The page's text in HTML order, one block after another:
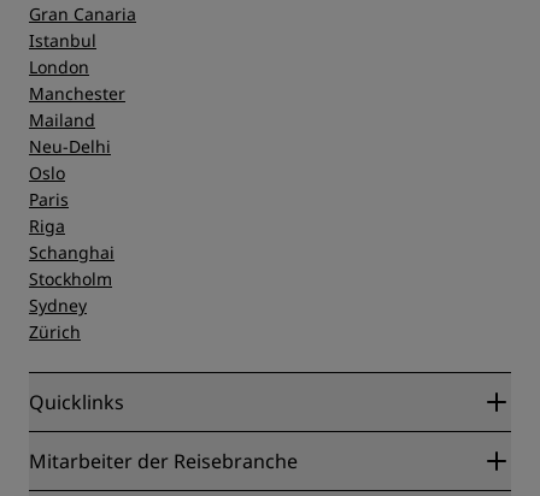
Gran Canaria
Istanbul
London
Manchester
Mailand
Neu-Delhi
Oslo
Paris
Riga
Schanghai
Stockholm
Sydney
Zürich
Quicklinks
Radisson Rewards
Mitarbeiter der Reisebranche